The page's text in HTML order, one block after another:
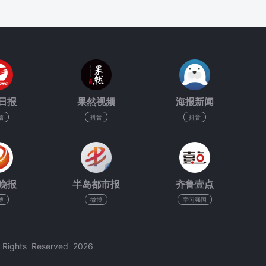
报 果然视频
抖音
海报新闻
抖音
报 半岛都市报
微博
齐鲁壹点
学习强国
Reserved 2026